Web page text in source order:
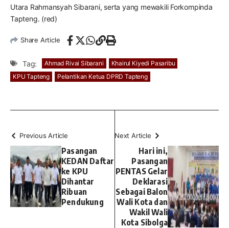
Utara Rahmansyah Sibarani, serta yang mewakili Forkompinda
Tapteng. (red)
Share Article
Tag: Ahmad Rivai Sibarani
Khairul Kiyedi Pasaribu
KPU Tapteng
Pelantikan Ketua DPRD Tapteng
Previous Article
Pasangan
KEDAN Daftar
ke KPU
Dihantar
Ribuan
Pendukung
Next Article
Hari ini,
Pasangan
PENTAS Gelar
Deklarasi
Sebagai Balon
Wali Kota dan
Wakil Wali
Kota Sibolga